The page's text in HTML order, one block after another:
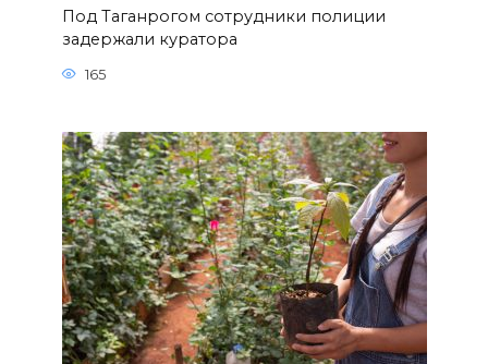
Под Таганрогом сотрудники полиции
задержали куратора
165